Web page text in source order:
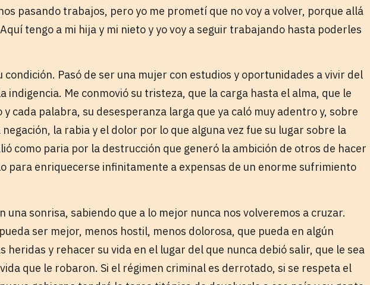
pasando trabajos, pero yo me prometí que no voy a volver, porque allá
tengo a mi hija y mi nieto y yo voy a seguir trabajando hasta poderles
condición. Pasó de ser una mujer con estudios y oportunidades a vivir del
indigencia. Me conmovió su tristeza, que la carga hasta el alma, que le
y cada palabra, su desesperanza larga que ya caló muy adentro y, sobre
la rabia y el dolor por lo que alguna vez fue su lugar sobre la
como paria por la destrucción que generó la ambición de otros de hacer
para enriquecerse infinitamente a expensas de un enorme sufrimiento
una sonrisa, sabiendo que a lo mejor nunca nos volveremos a cruzar.
ser mejor, menos hostil, menos dolorosa, que pueda en algún
heridas y rehacer su vida en el lugar del que nunca debió salir, que le sea
que le robaron. Si el régimen criminal es derrotado, si se respeta el